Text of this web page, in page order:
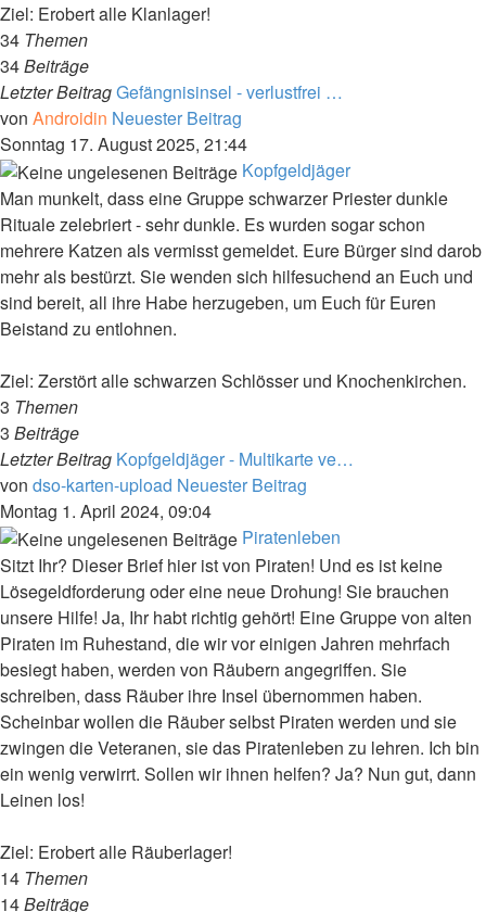
Ziel: Erobert alle Klanlager!
34 Themen
34Beiträge
Letzter BeitragGefängnisinsel - verlustfrei …
von Androidin Neuester Beitrag
Sonntag 17. August 2025, 21:44
Kopfgeldjäger
Man munkelt, dass eine Gruppe schwarzer Priester dunkle
Rituale zelebriert - sehr dunkle. Es wurden sogar schon
mehrere Katzen als vermisst gemeldet. Eure Bürger sind darob
mehr als bestürzt. Sie wenden sich hilfesuchend an Euch und
sind bereit, all ihre Habe herzugeben, um Euch für Euren
Beistand zu entlohnen.
Ziel: Zerstört alle schwarzen Schlösser und Knochenkirchen.
3 Themen
3 Beiträge
Letzter Beitrag Kopfgeldjäger - Multikarte ve…
von dso-karten-upload Neuester Beitrag
Montag 1. April 2024, 09:04
Piratenleben
Sitzt Ihr? Dieser Brief hier ist von Piraten! Und es ist keine
Lösegeldforderung oder eine neue Drohung! Sie brauchen
unsere Hilfe! Ja, Ihr habt richtig gehört! Eine Gruppe von alten
Piraten im Ruhestand, die wir vor einigen Jahren mehrfach
besiegt haben, werden von Räubern angegriffen. Sie
schreiben, dass Räuber ihre Insel übernommen haben.
Scheinbar wollen die Räuber selbst Piraten werden und sie
zwingen die Veteranen, sie das Piratenleben zu lehren. Ich bin
ein wenig verwirrt. Sollen wir ihnen helfen? Ja? Nun gut, dann
Leinen los!
Ziel: Erobert alle Räuberlager!
14 Themen
14Beiträge